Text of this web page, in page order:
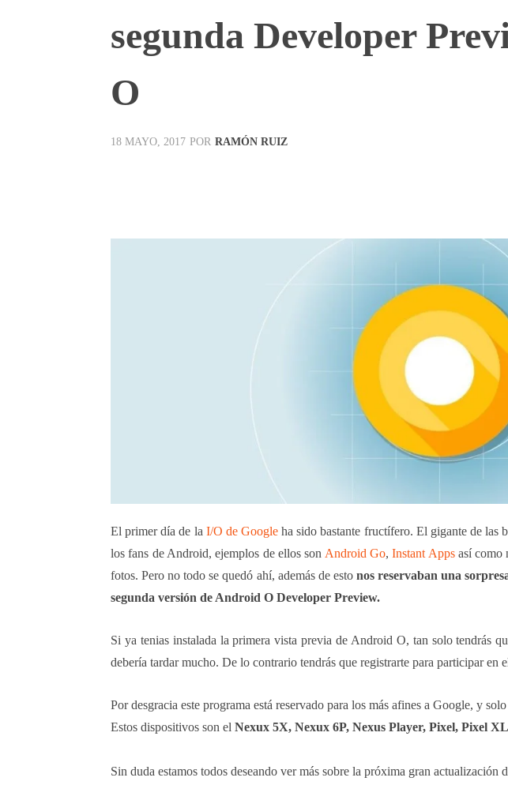
segunda Developer
O
18 MAYO, 2017 POR RAMÓN RUIZ
El primer día de la I/O de Googleha sido bastante fructífero. El gigante de las
los fans de Android, ejemplos de ellos son Android Go,Instant Apps así como
fotos. Pero no todo se quedó ahí, además de estonos reservaban una
segunda versión de Android O Developer Preview.
Si ya tenias instalada la primera vista previa de Android O, tan solo tendrás
debería tardar mucho. De lo contrario tendrás que registrarte para participar en
Por desgracia este programa está reservado para los más afines a Google, y
Estos dispositivos son el Nexux 5X, Nexux 6P, Nexus Player, Pixel, Pixel
Sin duda estamos todos deseando ver más sobre la próxima gran